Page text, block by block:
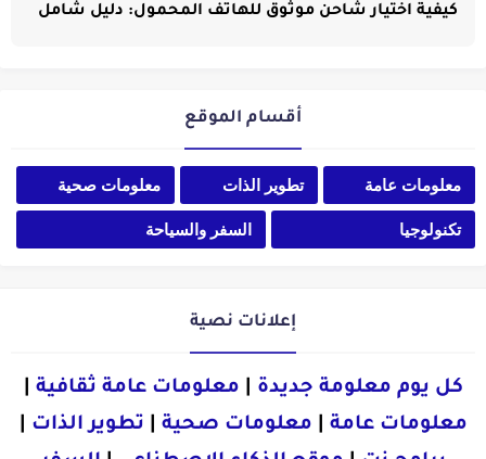
كيفية اختيار شاحن موثوق للهاتف المحمول: دليل شامل
أقسام الموقع
معلومات عامة تطوير الذات معلومات صحية
تكنولوجيا السفر والسياحة
إعلانات نصية
كل يوم معلومة جديدة معلومات عامة ثقافية
معلومات عامة
معلومات صحية تطوير الذات